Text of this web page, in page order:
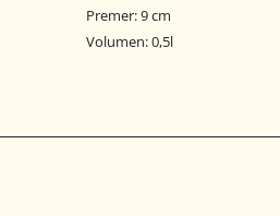
Premer: 9 cm
Volumen: 0,5l